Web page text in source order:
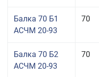
Балка 70 Б1
АСЧМ 20-93
70
Балка 70 Б2
АСЧМ 20-93
70